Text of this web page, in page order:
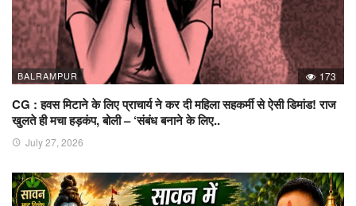
BALRAMPUR 173
CG : हवस मिटाने के लिए प्राचार्य ने कर दी महिला सहकर्मी से ऐसी डिमांड! राज
खुलते ही मचा हड़कंप, बोली – ‘संबंध बनाने के लिए..
July 27, 2026